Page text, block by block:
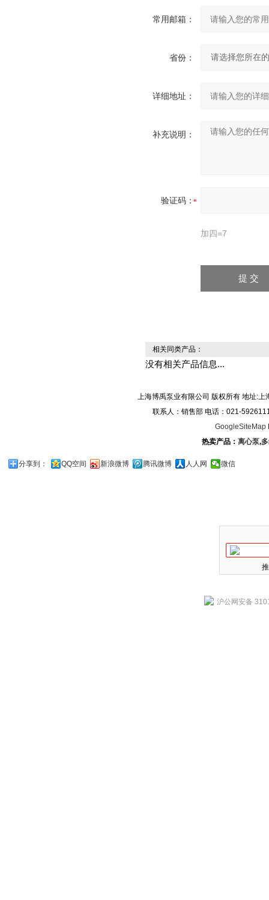
常用邮箱：
省份：
详细地址：
补充说明：
验证码：
加四=7
相关同类产品：
没有相关产品信息...
上海博禹泵业有限公司 版权所有 地址:
联系人：销售部 电话：021-
GoogleSiteMap
热卖产品： 离心泵,
分享到： QQ空间 新浪微博 腾讯微博 人人网 微信
沪公网安备